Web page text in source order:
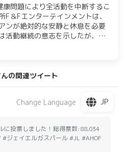
問題により全活動を中断するこ
＆Fエンターテインメントは、
ンが絶対的な安静と休息を必要
活動継続の意志を示したが、健
8人で活動を続けることを決定し
の関連ツイート
Change Language JP
に投票しました！総得票数:88,034
ジェイエルガスパール #JL #AHOF